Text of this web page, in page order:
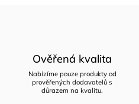
Ověřená kvalita
Nabízíme pouze produkty od
prověřených dodavatelů s
důrazem na kvalitu.